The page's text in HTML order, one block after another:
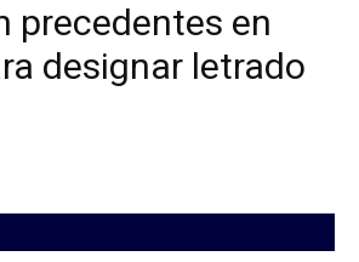
precedentes en
designar letrado